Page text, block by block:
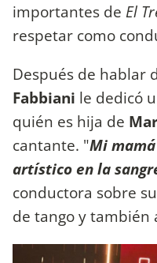
importantes de El
respetar como
Después de hablar
Fabbiani le dedicó
quién es hija de
cantante. "Mi
artístico en la
conductora sobre
de tango y también